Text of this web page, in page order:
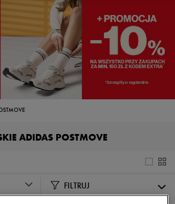
ADIDAS POSTMOVE
FILTRUJ
Pokaż